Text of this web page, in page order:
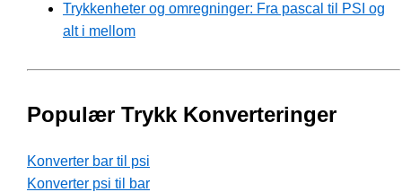
Trykkenheter og omregninger: Fra pascal til PSI og
alt i mellom
Populær Trykk Konverteringer
Konverter bar til psi
Konverter psi til bar